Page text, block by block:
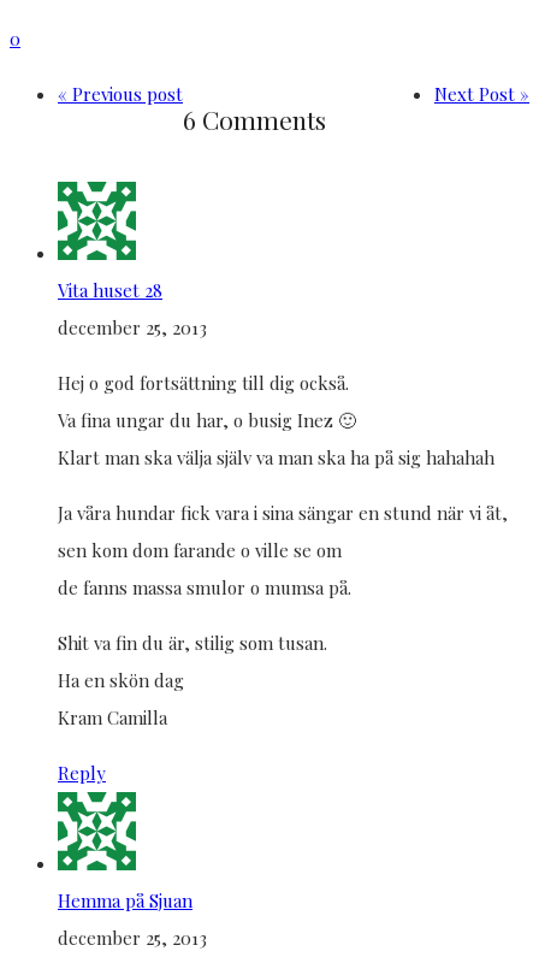
0
« Previous post Next Post »
6 Comments
Vita huset 28
december 25, 2013
Hej o god fortsättning till dig också.
Va fina ungar du har, o busig Inez 🙂
Klart man ska välja själv va man ska ha på sig hahahah
Ja våra hundar fick vara i sina sängar en stund när vi åt,
sen kom dom farande o ville se om
de fanns massa smulor o mumsa på.
Shit va fin du är, stilig som tusan.
Ha en skön dag
Kram Camilla
Reply
Hemma på Sjuan
december 25, 2013